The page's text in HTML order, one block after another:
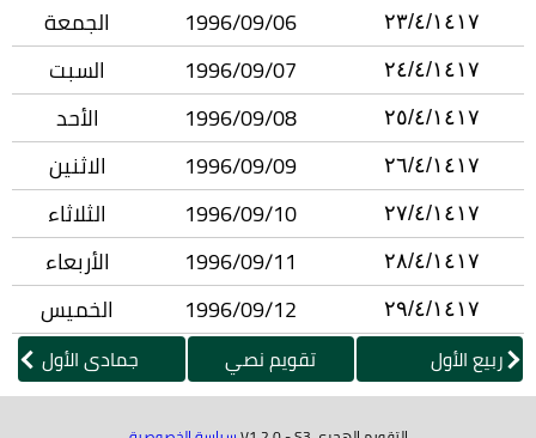
٢٣/٤/١٤١٧ 1996/09/06 الجمعة
٢٤/٤/١٤١٧ 1996/09/07 السبت
٢٥/٤/١٤١٧ 1996/09/08 الأحد
٢٦/٤/١٤١٧ 1996/09/09 الاثنين
٢٧/٤/١٤١٧ 1996/09/10 الثلاثاء
٢٨/٤/١٤١٧ 1996/09/11 الأربعاء
٢٩/٤/١٤١٧ 1996/09/12 الخميس
ربيع الأول تقويم نصي جمادى الأول